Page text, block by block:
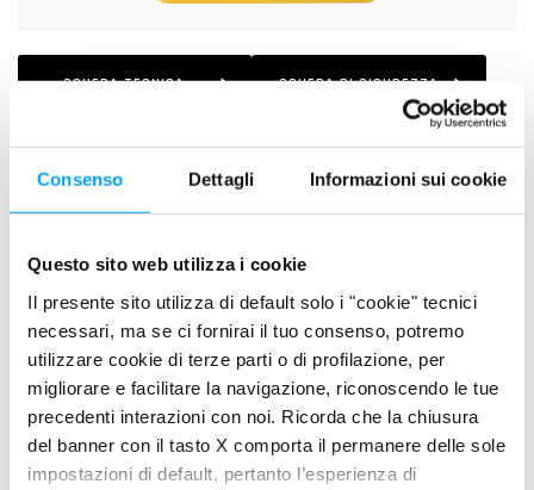
Consenso Dettagli Informazioni sui cookie
Questo sito web utilizza i cookie
Il presente sito utilizza di default solo i "cookie" tecnici
necessari, ma se ci fornirai il tuo consenso, potremo
utilizzare cookie di terze parti o di profilazione, per
migliorare e facilitare la navigazione, riconoscendo le tue
precedenti interazioni con noi. Ricorda che la chiusura
del banner con il tasto X comporta il permanere delle sole
impostazioni di default, pertanto l’esperienza di
SCHEDA TECNICA SCHEDA DI SICUREZZA
DESCRIZIONE
lubrificazione delle trasmissioni manuali e dei differenziali di
trasporto pesante.
PLUS DI PRODOTTO
Massima protezione degli ingranaggi contro usura e forti
carichi
Maggiore efficienza della trasmissione